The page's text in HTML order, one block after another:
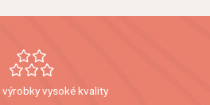
výrobky vysoké kvality